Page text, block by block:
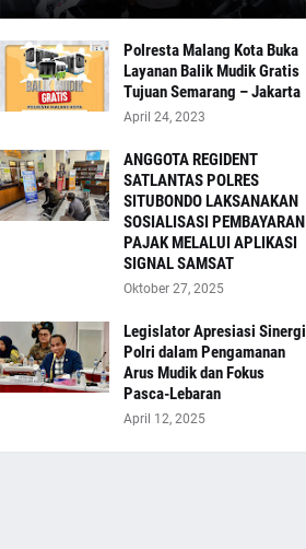
Polresta Malang Kota Buka
Layanan Balik Mudik Gratis
Tujuan Semarang – Jakarta
April 24, 2023
ANGGOTA REGIDENT
SATLANTAS POLRES
SITUBONDO LAKSANAKAN
SOSIALISASI PEMBAYARAN
PAJAK MELALUI APLIKASI
SIGNAL SAMSAT
Oktober 27, 2025
Legislator Apresiasi Sinergi
Polri dalam Pengamanan
Arus Mudik dan Fokus
Pasca-Lebaran
April 12, 2025